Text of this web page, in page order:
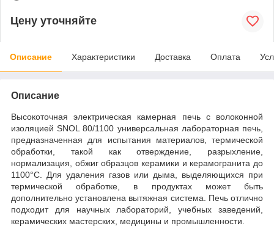
Цену уточняйте
Описание Характеристики Доставка Оплата
Описание
Высокоточная электрическая камерная печь с волоконной
изоляцией SNOL 80/1100 универсальная лабораторная печь,
предназначенная для испытания материалов, термической
обработки, такой как отверждение, разрыхление,
нормализация, обжиг образцов керамики и керамогранита до
1100°C. Для удаления газов или дыма, выделяющихся при
термической обработке, в продуктах может быть
дополнительно установлена вытяжная система. Печь отлично
подходит для научных лабораторий, учебных заведений,
керамических мастерских, медицины и промышленности.